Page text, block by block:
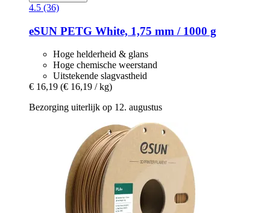
4.5 (36)
eSUN PETG White, 1,75 mm / 1000 g
Hoge helderheid & glans
Hoge chemische weerstand
Uitstekende slagvastheid
€ 16,19 (€ 16,19 / kg)
Bezorging uiterlijk op 12. augustus